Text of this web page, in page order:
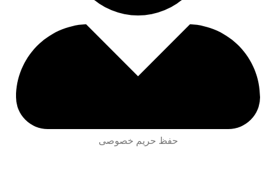
حفظ حریم خصوصی